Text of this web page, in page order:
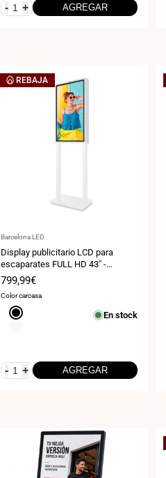
- + AGREGAR
REBAJA
Proveedor:
Barcelona LED
Display publicitario LCD para
escaparates FULL HD 43" -
Android - Indoor
Precio
de
venta
799,99€
Color carcasa
Negro
En stock
- + AGREGAR